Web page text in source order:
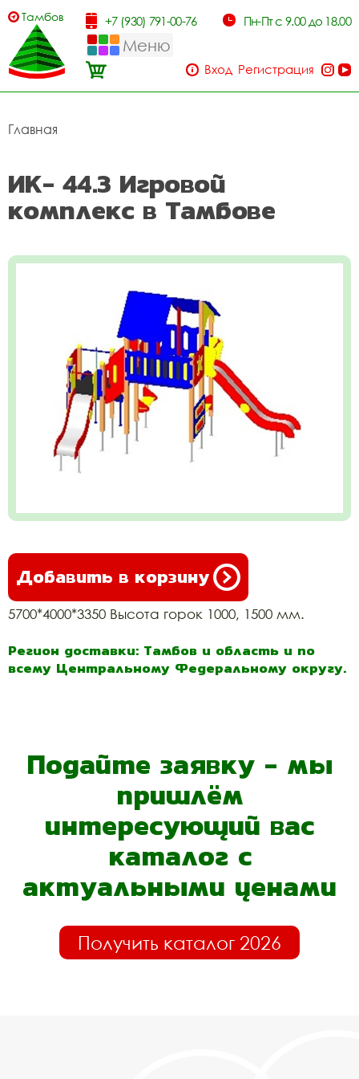
Тамбов +7 (930) 791-00-76 Пн-Пт с 9.00 до 18.00
Меню
Вход Регистрация
Главная
ИК- 44.3 Игровой
комплекс в Тамбове
Добавить в корзину
5700*4000*3350 Высота горок 1000, 1500 мм.
Регион доставки: Тамбов и область и по
всему Центральному Федеральному округу.
Подайте заявку - мы
пришлём
интересующий вас
каталог с
актуальными ценами
Получить каталог 2026